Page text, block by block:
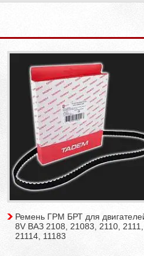
Ремень ГРМ БРТ для
8V ВАЗ 2108, 21083, 2110, 2111,
21114, 11183